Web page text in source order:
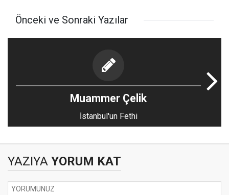
Önceki ve Sonraki Yazılar
Muammer Çelik
İstanbul'un Fethi
YAZIYA YORUM KAT